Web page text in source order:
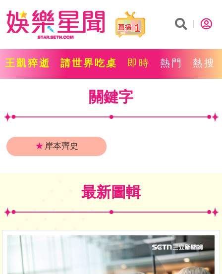
1
王凱猝逝 請世界吃桌 即時 熱門 熱搜
關鍵字
★ 岸本齊史
最新圖輯